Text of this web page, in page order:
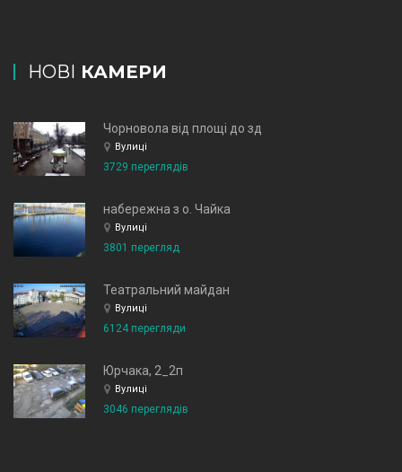
НОВІ КАМЕРИ
Чорновола від площі до зд
Вулиці
3729 переглядів
набережна з о. Чайка
Вулиці
3801 перегляд
Театральний майдан
Вулиці
6124 перегляди
Юрчака, 2_2п
Вулиці
3046 переглядів